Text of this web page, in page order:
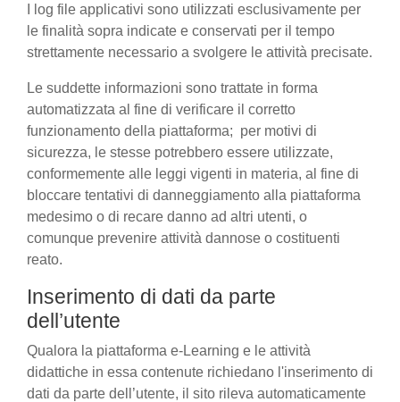
I log file applicativi sono utilizzati esclusivamente per
le finalità sopra indicate e conservati per il tempo
strettamente necessario a svolgere le attività precisate.
Le suddette informazioni sono trattate in forma
automatizzata al fine di verificare il corretto
funzionamento della piattaforma; per motivi di
sicurezza, le stesse potrebbero essere utilizzate,
conformemente alle leggi vigenti in materia, al fine di
bloccare tentativi di danneggiamento alla piattaforma
medesimo o di recare danno ad altri utenti, o
comunque prevenire attività dannose o costituenti
reato.
Inserimento di dati da parte
dell’utente
Qualora la piattaforma e-Learning e le attività
didattiche in essa contenute richiedano l'inserimento di
dati da parte dell’utente, il sito rileva automaticamente